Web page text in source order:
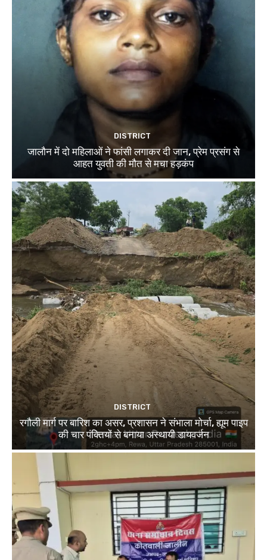
DISTRICT
जालौन में दो महिलाओं ने फांसी लगाकर दी जान, प्रेम प्रसंग से
आहत युवती की मौत से मचा हड़कंप
DISTRICT
रगौली मार्ग पर बारिश का असर, प्रशासन ने संभाला मोर्चा, ह्यूम पाइप
की चार पंक्तियों से बनाया अस्थायी डायवर्जन